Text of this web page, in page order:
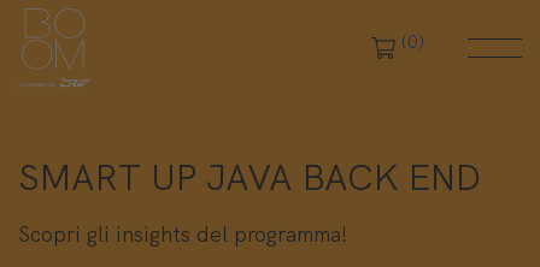
(0)
SMART UP JAVA BACK END
Scopri gli insights del programma!